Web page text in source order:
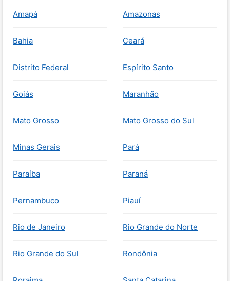
Amapá Amazonas
Bahia Ceará
Distrito Federal Espírito Santo
Goiás Maranhão
Mato Grosso Mato Grosso do Sul
Minas Gerais Pará
Paraíba Paraná
Pernambuco Piauí
Rio de Janeiro Rio Grande do Norte
Rio Grande do Sul Rondônia